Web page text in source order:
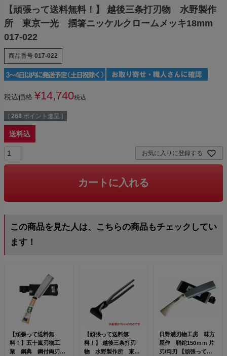
【頑張って送料無料！】 越後三条打刃物 水野製作
所 東京一光 掴箸ニッケルクロームメッキ18mm
017-022
商品番号 017-022
税込価格 ¥14,740税込
[ 268 ポイント進呈 ]
送料込
お気に入りに登録する
カートに入れる
この商品を見た人は、こちらの商品もチェックしてい
ます！
【頑張って送料無
料！】五十嵐刃物工
業 鋼典 鋼付両刃鞘
【頑張って送料無
料！】 越後三条打刃
物 水野製作所 東京
日野浦刃物工房 味方
屋作 鞘鉈150ｍｍ 片
刃/両刃 【頑張って送